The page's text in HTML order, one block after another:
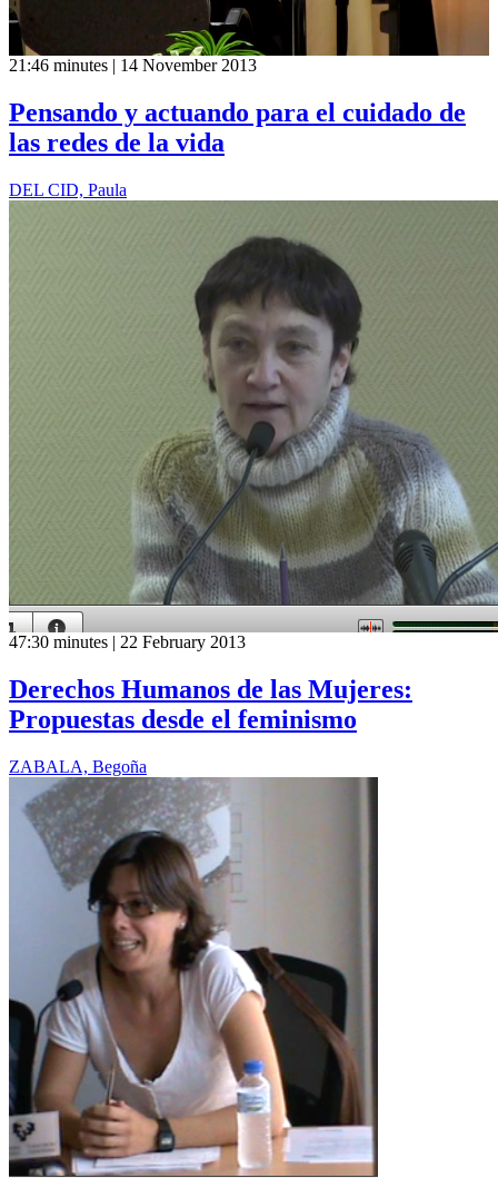
21:46 minutes | 14 November 2013
Pensando y actuando para el cuidado de
las redes de la vida
DEL CID, Paula
47:30 minutes | 22 February 2013
Derechos Humanos de las Mujeres:
Propuestas desde el feminismo
ZABALA, Begoña